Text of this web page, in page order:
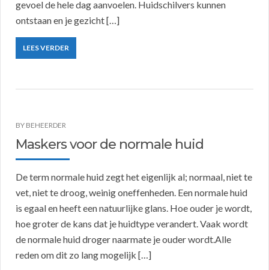
gevoel de hele dag aanvoelen. Huidschilvers kunnen
ontstaan en je gezicht […]
LEES VERDER
BY BEHEERDER
Maskers voor de normale huid
De term normale huid zegt het eigenlijk al; normaal, niet te
vet, niet te droog, weinig oneffenheden. Een normale huid
is egaal en heeft een natuurlijke glans. Hoe ouder je wordt,
hoe groter de kans dat je huidtype verandert. Vaak wordt
de normale huid droger naarmate je ouder wordt.Alle
reden om dit zo lang mogelijk […]